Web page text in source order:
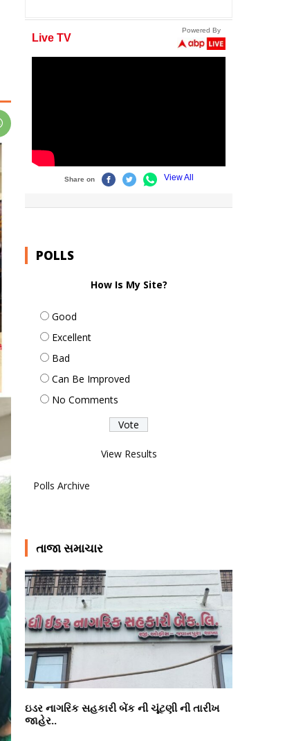
POLLS
How Is My Site?
Good
Excellent
Bad
Can Be Improved
No Comments
View Results
Polls Archive
તાજા સમાચાર
ઇડર નાગરિક સહકારી બેંક ની ચૂંટણી ની તારીખ
જાહેર..